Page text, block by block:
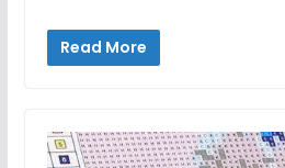
Read More